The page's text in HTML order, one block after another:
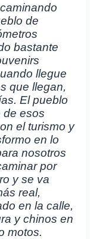
de
bastante
llegue
que llegan,
El pueblo
de esos
el turismo y
en lo
nosotros
por
y se va
real,
en la calle,
y chinos en
motos.